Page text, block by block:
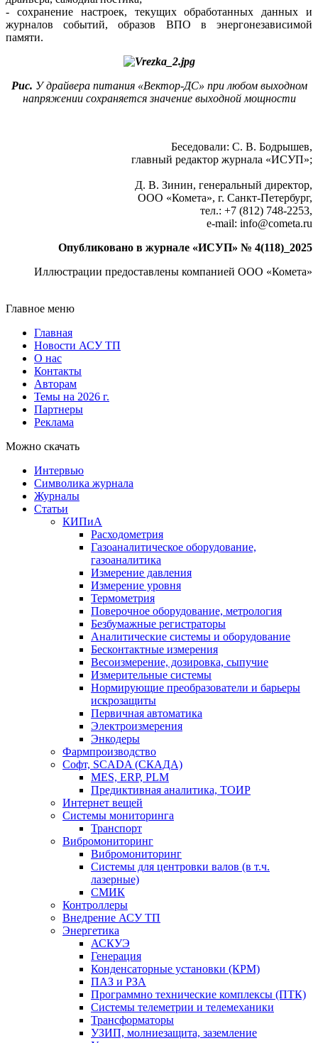
- сохранение настроек, текущих обработанных данных и
журналов событий, образов ВПО в энергонезависимой
памяти.
Рис. У драйвера питания «Вектор-ДС» при любом выходном
напряжении сохраняется значение выходной мощности
Беседовали: С. В. Бодрышев,
главный редактор журнала «ИСУП»;
Д. В. Зинин, генеральный директор,
ООО «Комета», г. Санкт-Петербург,
тел.: +7 (812) 748-2253,
e-mail: info@cometa.ru
Опубликовано в журнале «ИСУП» № 4(118)_2025
Иллюстрации предоставлены компанией ООО «Комета»
Главное меню
Главная
Новости АСУ ТП
О нас
Контакты
Авторам
Темы на 2026 г.
Партнеры
Реклама
Можно скачать
Интервью
Символика журнала
Журналы
Статьи
КИПиА
Расходометрия
Газоаналитическое оборудование,
газоаналитика
Измерение давления
Измерение уровня
Термометрия
Поверочное оборудование, метрология
Безбумажные регистраторы
Аналитические системы и оборудование
Бесконтактные измерения
Весоизмерение, дозировка, сыпучие
Измерительные системы
Нормирующие преобразователи и барьеры
искрозащиты
Первичная автоматика
Электроизмерения
Энкодеры
Фармпроизводство
Софт, SCADA (СКАДА)
MES, ERP, PLM
Предиктивная аналитика, ТОИР
Интернет вещей
Системы мониторинга
Транспорт
Вибромониторинг
Вибромониторинг
Системы для центровки валов (в т.ч.
лазерные)
СМИК
Контроллеры
Внедрение АСУ ТП
Энергетика
АСКУЭ
Генерация
Конденсаторные установки (КРМ)
ПАЗ и РЗА
Программно технические комплексы (ПТК)
Системы телеметрии и телемеханики
Трансформаторы
УЗИП, молниезащита, заземление